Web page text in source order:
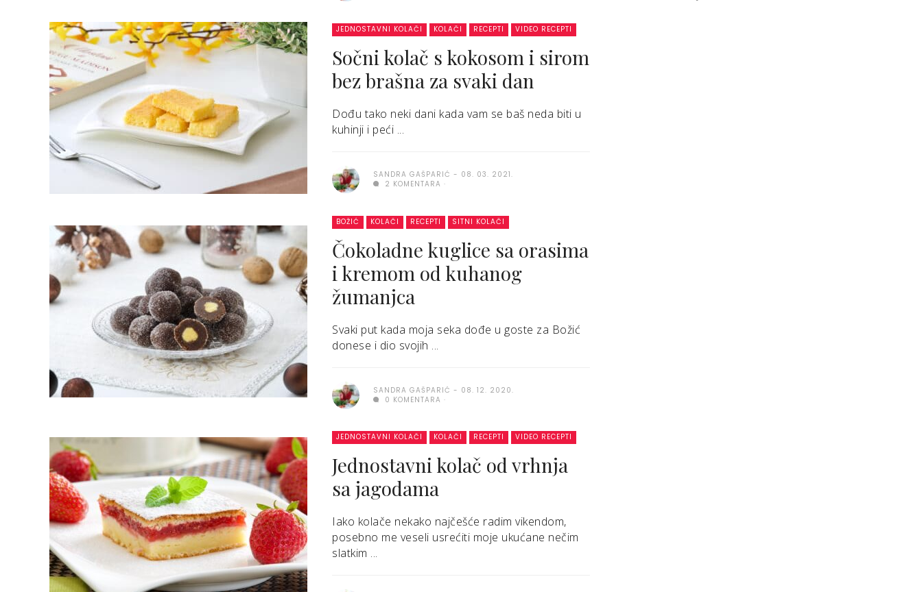
JEDNOSTAVNI KOLAČI KOLAČI RECEPTI VIDEO RECEPTI
Sočni kolač s kokosom i sirom
bez brašna za svaki dan
Dođu tako neki dani kada vam se baš neda biti u
kuhinji i peći ...
SANDRA GAŠPARIĆ
08. 03. 2021.
2 KOMENTARA
BOŽIĆ KOLAČI RECEPTI SITNI KOLAČI
Čokoladne kuglice sa orasima
i kremom od kuhanog
žumanjca
Svaki put kada moja seka dođe u goste za Božić
donese i dio svojih ...
SANDRA GAŠPARIĆ
08. 12. 2020.
0 KOMENTARA
JEDNOSTAVNI KOLAČI KOLAČI RECEPTI VIDEO RECEPTI
Jednostavni kolač od vrhnja
sa jagodama
Iako kolače nekako najčešće radim vikendom,
posebno me veseli usrećiti moje ukućane nečim
slatkim ...